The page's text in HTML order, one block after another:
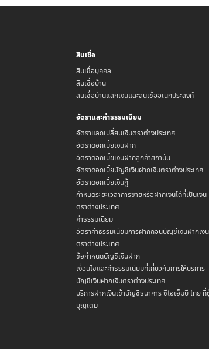
สินเชื่อ
สินเชื่อบุคคล
สินเชื่อบ้าน
สินเชื่อบ้านแลกเงินและสินเชื่ออเนกประสงค์
อัตราและค่าธรรมเนียม
อัตราแลกเปลี่ยนเงินตราต่างประเทศ
อัตราดอกเบี้ยเงินฝาก
อัตราดอกเบี้ยเงินฝากลูกค้าสถาบัน
อัตราดอกเบี้ยบัญชีเงินฝากเงินตราต่างประเทศ
อัตราดอกเบี้ยเงินกู้
กำหนดระยะเวลาการขายหรือฝากเงินได้ที่เป็นเงิน
ตราต่างประเทศ
ค่าธรรมเนียม
อัตราค่าธรรมเนียมการฝากถอนบัญชีเงินฝากเงิน
ตราต่างประเทศ
ข้อกำหนดบัญชีเงินฝาก
เงื่อนไขและค่าธรรมเนียมที่เกี่ยวกับการให้บริการ
บัญชีเงินฝากเงินตราต่างประเทศ
บริการฝากเงินเข้าบัญชีธนาคาร ซีไอเอ็มบี ไทย
บุญเติม